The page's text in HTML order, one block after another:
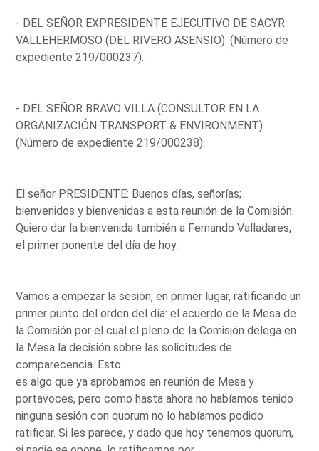
- DEL SEÑOR EXPRESIDENTE EJECUTIVO DE SACYR
VALLEHERMOSO (DEL RIVERO ASENSIO). (Número de
expediente 219/000237).
- DEL SEÑOR BRAVO VILLA (CONSULTOR EN LA
ORGANIZACIÓN TRANSPORT & ENVIRONMENT).
(Número de expediente 219/000238).
El señor PRESIDENTE: Buenos días, señorías;
bienvenidos y bienvenidas a esta reunión de la Comisión.
Quiero dar la bienvenida también a Fernando Valladares,
el primer ponente del día de hoy.
Vamos a empezar la sesión, en primer lugar, ratificando un
primer punto del orden del día: el acuerdo de la Mesa de
la Comisión por el cual el pleno de la Comisión delega en
la Mesa la decisión sobre las solicitudes de
comparecencia. Esto
es algo que ya aprobamos en reunión de Mesa y
portavoces, pero como hasta ahora no habíamos tenido
ninguna sesión con quorum no lo habíamos podido
ratificar. Si les parece, y dado que hoy tenemos quorum,